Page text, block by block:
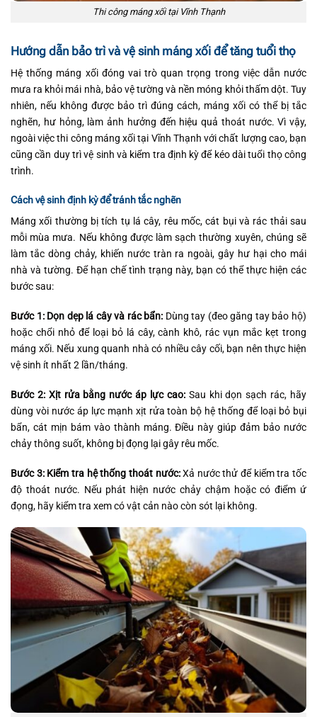
Thi công máng xối tại Vĩnh Thạnh
Hướng dẫn bảo trì và vệ sinh máng xối để tăng tuổi thọ
Hệ thống máng xối đóng vai trò quan trọng trong việc dẫn nước
mưa ra khỏi mái nhà, bảo vệ tường và nền móng khỏi thấm dột. Tuy
nhiên, nếu không được bảo trì đúng cách, máng xối có thể bị tắc
nghẽn, hư hỏng, làm ảnh hưởng đến hiệu quả thoát nước. Vì vậy,
ngoài việc thi công máng xối tại Vĩnh Thạnh với chất lượng cao, bạn
cũng cần duy trì vệ sinh và kiểm tra định kỳ để kéo dài tuổi thọ công
trình.
Cách vệ sinh định kỳ để tránh tắc nghẽn
Máng xối thường bị tích tụ lá cây, rêu mốc, cát bụi và rác thải sau
mỗi mùa mưa. Nếu không được làm sạch thường xuyên, chúng sẽ
làm tắc dòng chảy, khiến nước tràn ra ngoài, gây hư hại cho mái
nhà và tường. Để hạn chế tình trạng này, bạn có thể thực hiện các
bước sau:
Bước 1: Dọn dẹp lá cây và rác bẩn: Dùng tay (đeo găng tay bảo hộ)
hoặc chổi nhỏ để loại bỏ lá cây, cành khô, rác vụn mắc kẹt trong
máng xối. Nếu xung quanh nhà có nhiều cây cối, bạn nên thực hiện
vệ sinh ít nhất 2 lần/tháng.
Bước 2: Xịt rửa bằng nước áp lực cao:Sau khi dọn sạch rác, hãy
dùng vòi nước áp lực mạnh xịt rửa toàn bộ hệ thống để loại bỏ bụi
bẩn, cát mịn bám vào thành máng. Điều này giúp đảm bảo nước
chảy thông suốt, không bị đọng lại gây rêu mốc.
Bước 3: Kiểm tra hệ thống thoát nước:Xả nước thử để kiểm tra tốc
độ thoát nước. Nếu phát hiện nước chảy chậm hoặc có điểm ứ
đọng, hãy kiểm tra xem có vật cản nào còn sót lại không.